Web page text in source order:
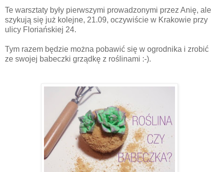
Te warsztaty były pierwszymi prowadzonymi przez Anię, ale
szykują się już kolejne, 21.09, oczywiście w Krakowie przy
ulicy Floriańskiej 24.
Tym razem będzie można pobawić się w ogrodnika i zrobić
ze swojej babeczki grządkę z roślinami :-).